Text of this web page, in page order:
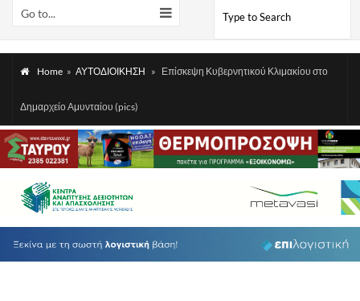
Go to...
Home » ΑΥΤΟΔΙΟΙΚΗΣΗ » Επίσκεψη Κυβερνητικού Κλιμακίου στο
Δημαρχείο Αμυνταίου (pics)